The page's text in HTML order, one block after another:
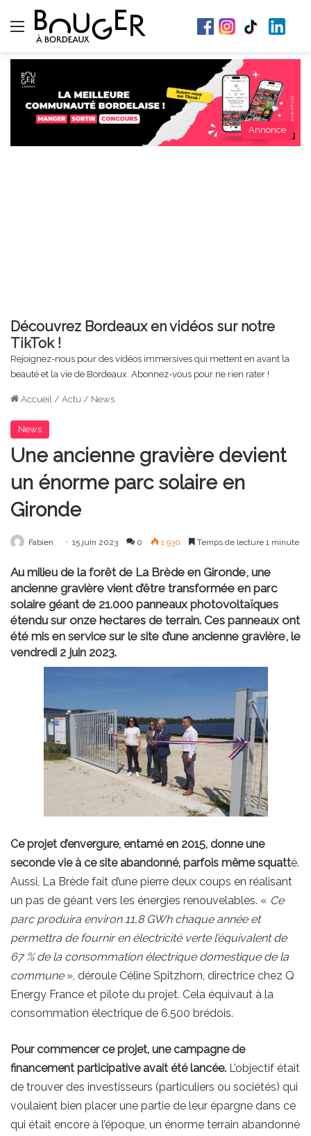
Menu
Annonce
Découvrez Bordeaux en vidéos sur notre
TikTok !
Rejoignez-nous pour des vidéos immersives qui mettent en avant la
beauté et la vie de Bordeaux. Abonnez-vous pour ne rien rater !
Accueil / Actu / News
News
Une ancienne gravière devient
un énorme parc solaire en
Gironde
Fabien 15 juin 2023 0 1 930 Temps de lecture 1 minute
Au milieu de la forêt de La Brède en Gironde, une
ancienne gravière vient d’être transformée en parc
solaire géant de 21.000 panneaux photovoltaïques
étendu sur onze hectares de terrain. Ces panneaux ont
été mis en service sur le site d’une ancienne gravière, le
vendredi 2 juin 2023.
Ce projet d’envergure, entamé en 2015, donne une
seconde vie à ce site abandonné, parfois même squatté.
Aussi, La Brède fait d’une pierre deux coups en réalisant
un pas de géant vers les énergies renouvelables. « Ce
parc produira environ 11,8 GWh chaque année et
permettra de fournir en électricité verte l’équivalent de
67 % de la consommation électrique domestique de la
commune», déroule Céline Spitzhorn, directrice chez Q
Energy France et pilote du projet. Cela équivaut à la
consommation électrique de 6.500 brédois.
Pour commencer ce projet, une campagne de
financement participative avait été lancée. L’objectif était
de trouver des investisseurs (particuliers ou sociétés) qui
voulaient bien placer une partie de leur épargne dans ce
qui était encore à l’époque, un énorme terrain abandonné